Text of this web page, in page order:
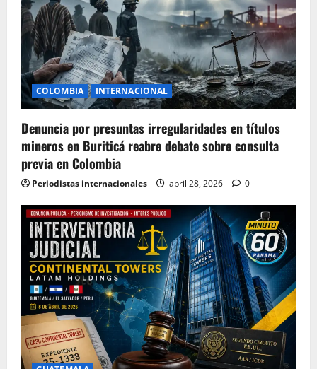
COLOMBIA INTERNACIONAL
Denuncia por presuntas irregularidades en títulos
mineros en Buriticá reabre debate sobre consulta
previa en Colombia
Periodistas internacionales abril 28, 2026 0